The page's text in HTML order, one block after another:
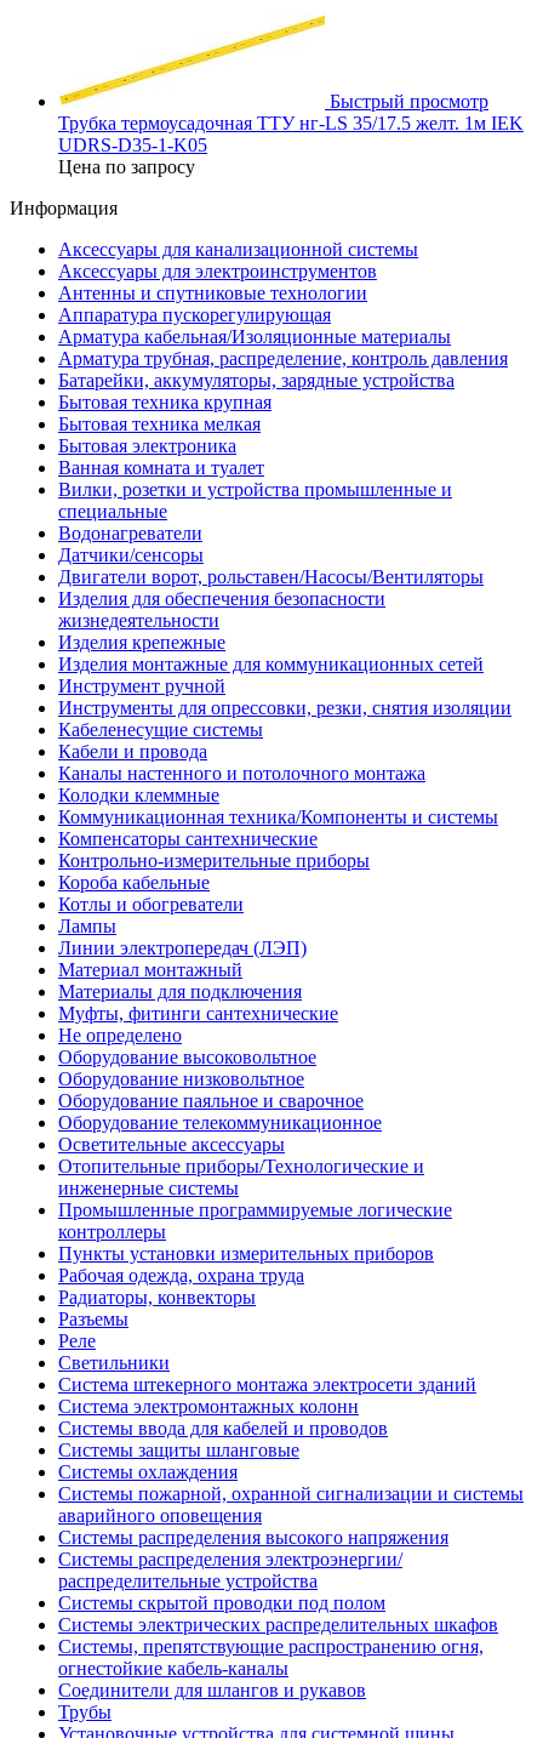
Быстрый просмотр
Трубка термоусадочная ТТУ нг-LS 35/17.5 желт. 1м IEK
UDRS-D35-1-K05
Цена по запросу
Информация
Аксессуары для канализационной системы
Аксессуары для электроинструментов
Антенны и спутниковые технологии
Аппаратура пускорегулирующая
Арматура кабельная/Изоляционные материалы
Арматура трубная, распределение, контроль давления
Батарейки, аккумуляторы, зарядные устройства
Бытовая техника крупная
Бытовая техника мелкая
Бытовая электроника
Ванная комната и туалет
Вилки, розетки и устройства промышленные и
специальные
Водонагреватели
Датчики/сенсоры
Двигатели ворот, рольставен/Насосы/Вентиляторы
Изделия для обеспечения безопасности
жизнедеятельности
Изделия крепежные
Изделия монтажные для коммуникационных сетей
Инструмент ручной
Инструменты для опрессовки, резки, снятия изоляции
Кабеленесущие системы
Кабели и провода
Каналы настенного и потолочного монтажа
Колодки клеммные
Коммуникационная техника/Компоненты и системы
Компенсаторы сантехнические
Контрольно-измерительные приборы
Короба кабельные
Котлы и обогреватели
Лампы
Линии электропередач (ЛЭП)
Материал монтажный
Материалы для подключения
Муфты, фитинги сантехнические
Не определено
Оборудование высоковольтное
Оборудование низковольтное
Оборудование паяльное и сварочное
Оборудование телекоммуникационное
Осветительные аксессуары
Отопительные приборы/Технологические и
инженерные системы
Промышленные программируемые логические
контроллеры
Пункты установки измерительных приборов
Рабочая одежда, охрана труда
Радиаторы, конвекторы
Разъемы
Реле
Светильники
Система штекерного монтажа электросети зданий
Система электромонтажных колонн
Системы ввода для кабелей и проводов
Системы защиты шланговые
Системы охлаждения
Системы пожарной, охранной сигнализации и системы
аварийного оповещения
Системы распределения высокого напряжения
Системы распределения электроэнергии/
распределительные устройства
Системы скрытой проводки под полом
Системы электрических распределительных шкафов
Системы, препятствующие распространению огня,
огнестойкие кабель-каналы
Соединители для шлангов и рукавов
Трубы
Установочные устройства для системной шины